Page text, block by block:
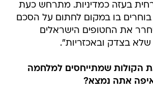
בעזה כמדיניות. מתרחש כעת
בוחרים בו במקום לחתום על הסכם
את החטופים הישראלים
בצדק ובאכזריות".
הקולות שמתייחסים למלחמה
איפה אתה נמצא?